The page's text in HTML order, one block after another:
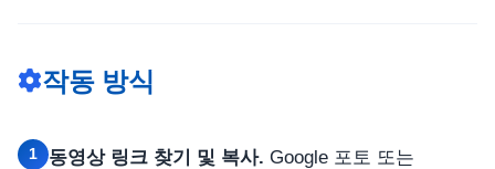
작동 방식
1 동영상 링크 찾기 및 복사. Google 포토 또는